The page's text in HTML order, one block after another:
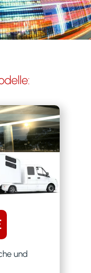
und